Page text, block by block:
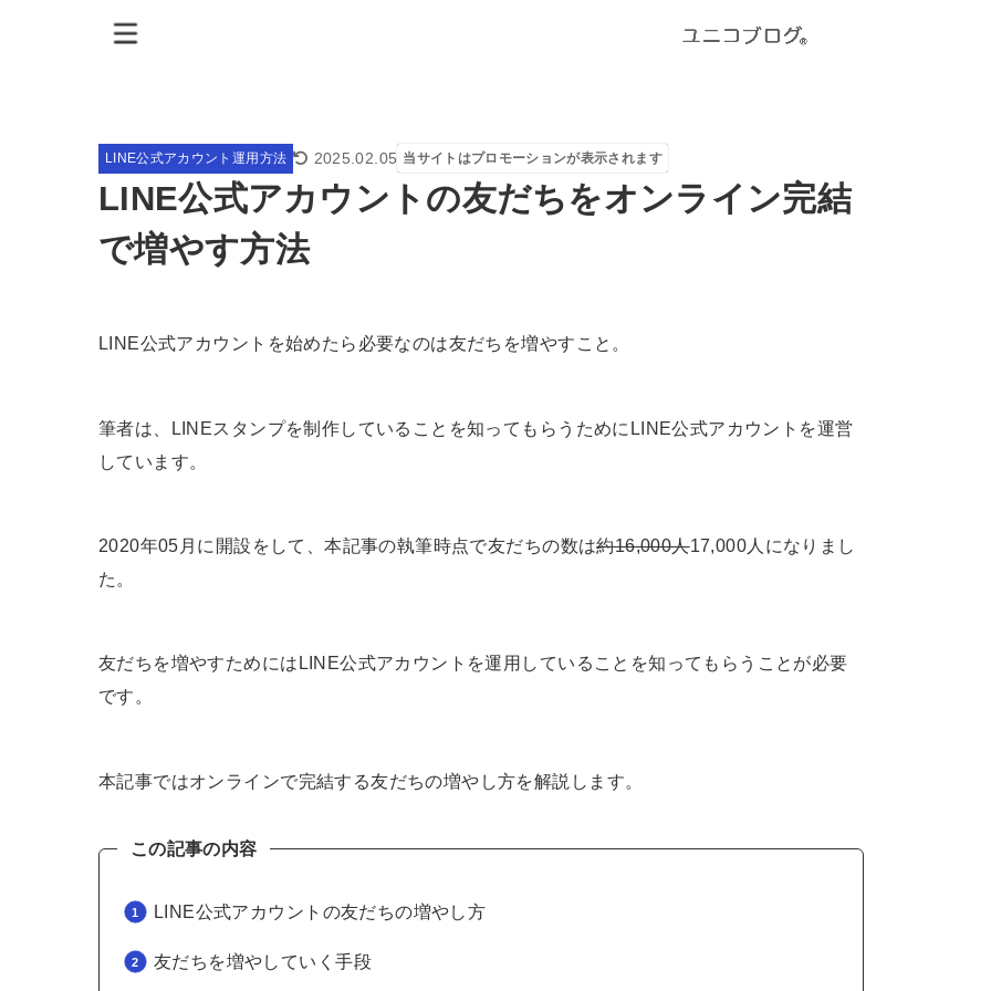
LINE公式アカウント運用方法 2025.02.05 当サイトはプロモーションが表示されます
LINE公式アカウントの友だちをオンライン完結
で増やす方法
LINE公式アカウントを始めたら必要なのは友だちを増やすこと。
筆者は、LINEスタンプを制作していることを知ってもらうためにLINE公式アカウントを運営
しています。
2020年05月に開設をして、本記事の執筆時点で友だちの数は約16,000人17,000人になりまし
た。
友だちを増やすためにはLINE公式アカウントを運用していることを知ってもらうことが必要
です。
本記事ではオンラインで完結する友だちの増やし方を解説します。
この記事の内容
LINE公式アカウントの友だちの増やし方
友だちを増やしていく手段